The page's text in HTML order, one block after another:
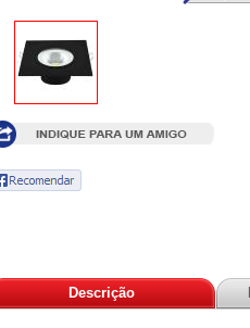
Descrição